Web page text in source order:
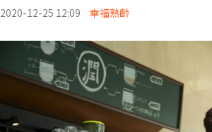
2020-12-25 12:09 幸福熟齡